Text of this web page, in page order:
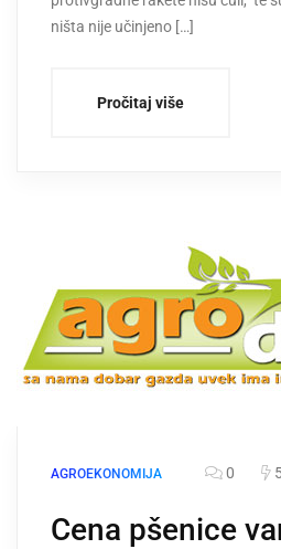
ništa nije učinjeno […]
Pročitaj više
AGROEKONOMIJA 0
Cena pšenice